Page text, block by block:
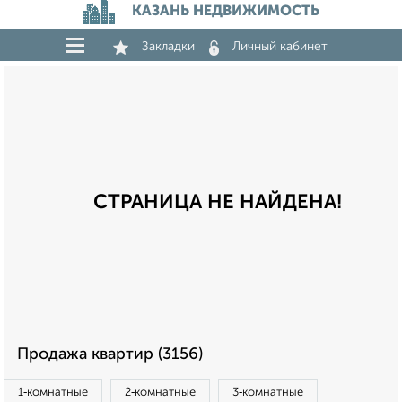
КАЗАНЬ НЕДВИЖИМОСТЬ
Закладки Личный кабинет
СТРАНИЦА НЕ НАЙДЕНА!
Продажа квартир (3156)
1‑комнатные 2‑комнатные 3‑комнатные